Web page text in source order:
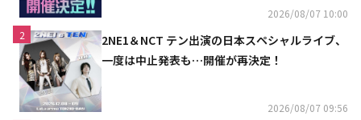
2026/08/07 10:00
2
2NE1＆NCT テン出演の日本スペシャルライブ、
一度は中止発表も…開催が再決定！
2026/08/07 09:56